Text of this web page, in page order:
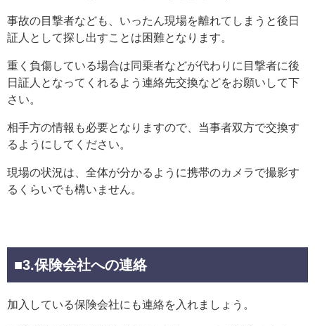
事故の目撃者なども、いったん現場を離れてしまうと後日
証人として探し出すことは困難となります。
重く負傷している場合は同乗者などが代わりに目撃者に後
日証人となってくれるよう連絡先交換などをお願いして下
さい。
相手方の情報も必要となりますので、当事者双方で交換す
るようにしてください。
現場の状況は、全体が分かるように携帯のカメラで撮影す
るくらいでも構いません。
■3.保険会社への連絡
加入している保険会社にも連絡を入れましょう。